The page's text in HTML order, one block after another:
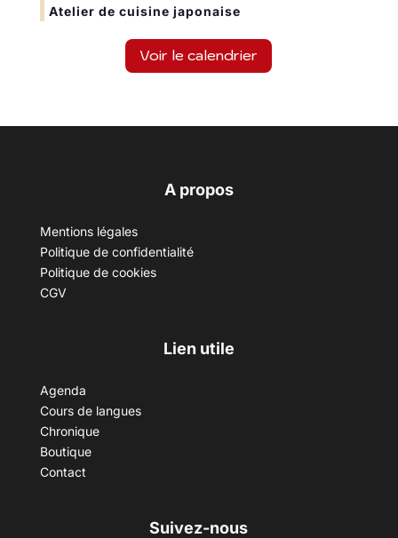
Atelier de cuisine japonaise
Voir le calendrier
A propos
Mentions légales
Politique de confidentialité
Politique de cookies
CGV
Lien utile
Agenda
Cours de langues
Chronique
Boutique
Contact
Suivez-nous